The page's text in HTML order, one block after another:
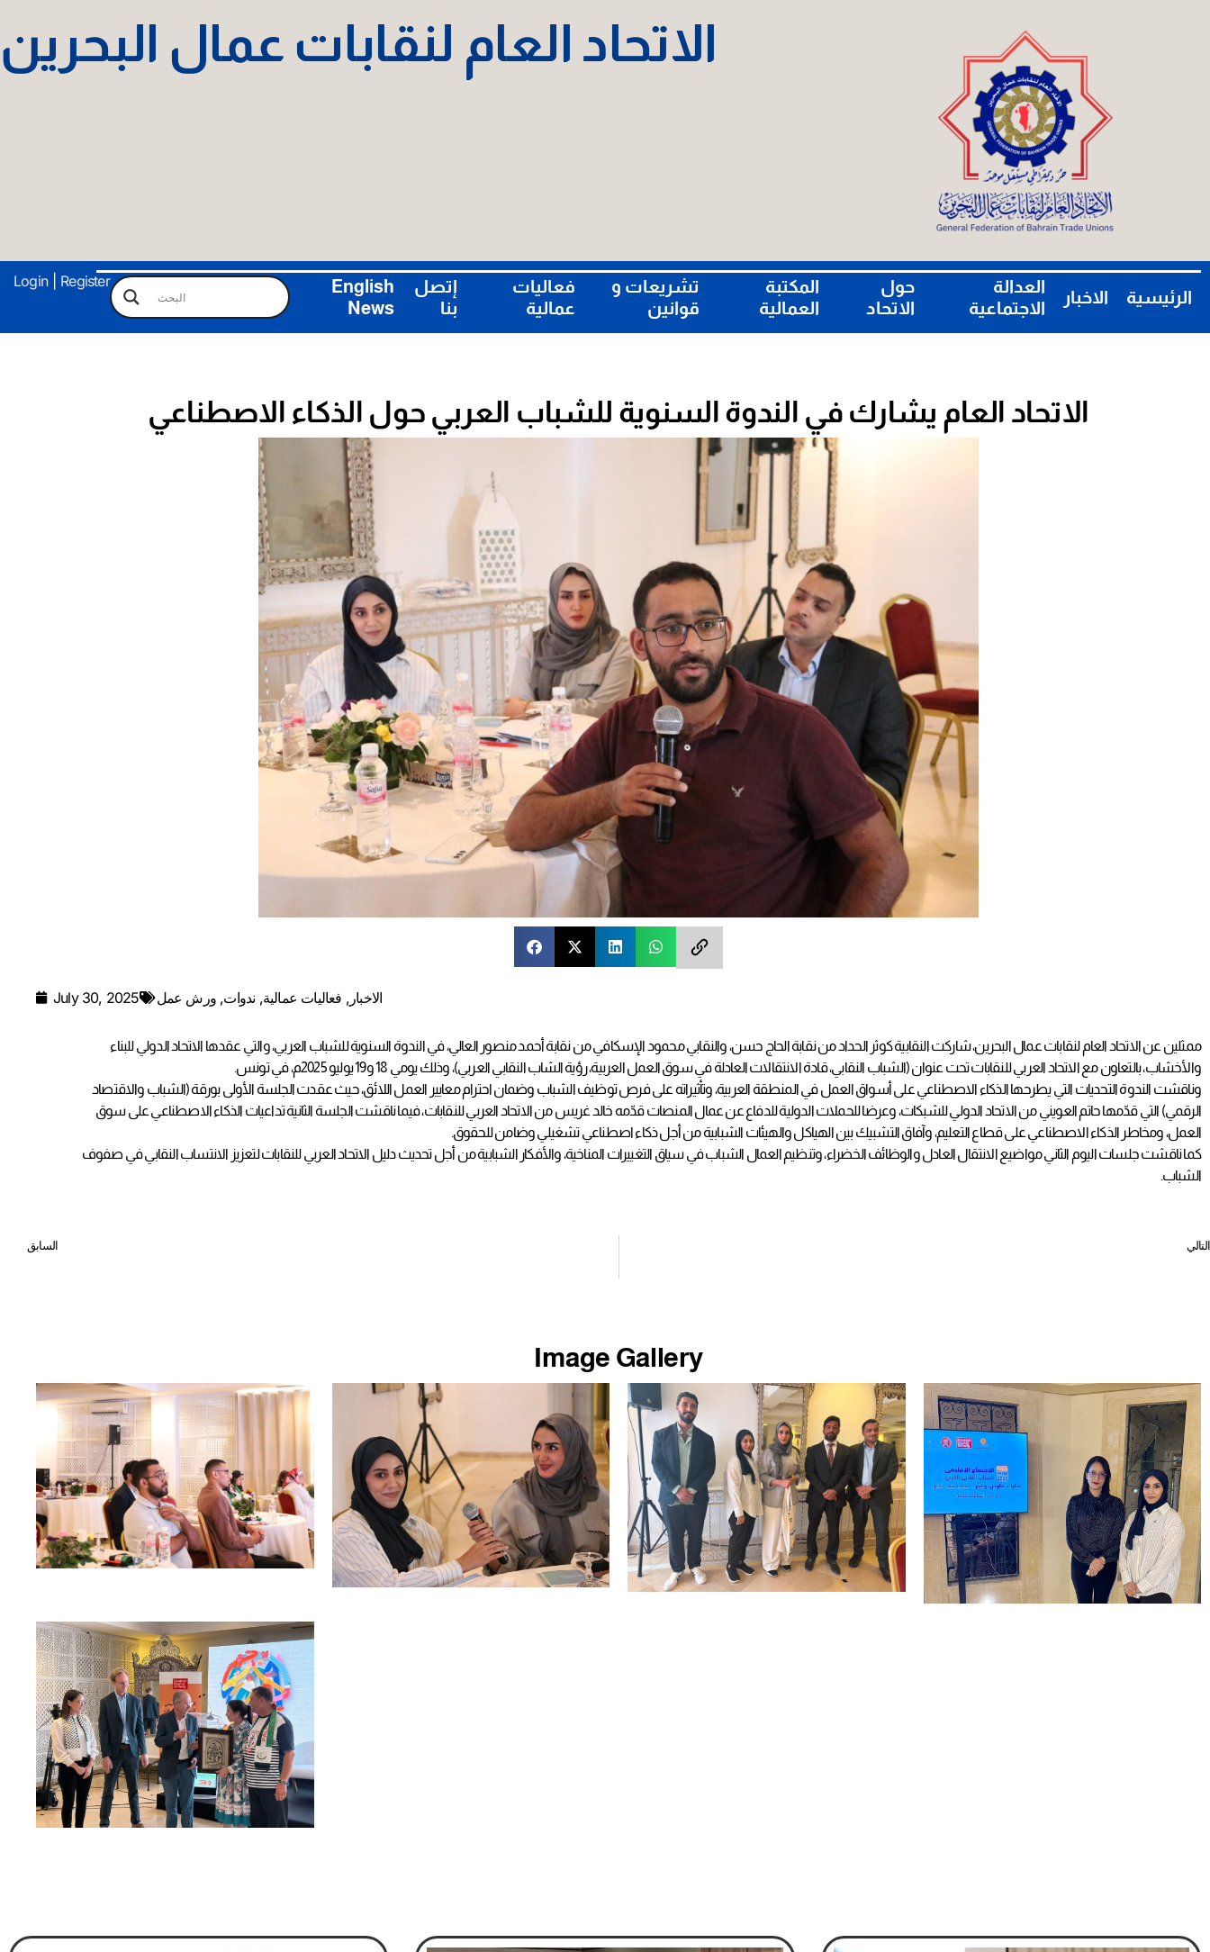
الاتحاد العام لنقابات عمال البحرين
Login Register
الرئيسية الاخبار
العدالة
الاجتماعية
حول
الاتحاد
المكتبة
العمالية
تشريعات و
قوانين
فعاليات
عمالية
إتصل
بنا
English
News
الاتحاد العام يشارك في الندوة السنوية للشباب العربي حول الذكاء الاصطناعي
July 30, 2025 الاخبار , فعاليات عمالية, ندوات, ورش عمل
ممثلين عن الاتحاد العام لنقابات عمال البحرين، شاركت النقابية كوثر الحداد من نقابة الحاج حسن، والنقابي محمود الإسكافي من نقابة أحمد منصور العالي، في الندوة السنوية للشباب العربي، والتي عقدها الاتحاد الدولي للبناء
والأخشاب، بالتعاون مع الاتحاد العربي للنقابات تحت عنوان (الشباب النقابي، قادة الانتقالات العادلة في سوق العمل العربية، رؤية الشاب النقابي العربي)، وذلك يومي 18 و19 يوليو 2025م، في تونس.
وناقشت الندوة التحديات التي يطرحها الذكاء الاصطناعي على أسواق العمل في المنطقة العربية، وتأثيراته على فرص توظيف الشباب وضمان احترام معايير العمل اللائق، حيث عقدت الجلسة الأولى بورقة (الشباب والاقتصاد
الرقمي) التي قدّمها حاتم العويني من الاتحاد الدولي للشبكات، وعرضا للحملات الدولية للدفاع عن عمال المنصات قدّمه خالد غريس من الاتحاد العربي للنقابات، فيما ناقشت الجلسة الثانية تداعيات الذكاء الاصطناعي على سوق
العمل، ومخاطر الذكاء الاصطناعي على قطاع التعليم، وآفاق التشبيك بين الهياكل والهيئات الشبابية من أجل ذكاء اصطناعي تشغيلي وضامن للحقوق.
كما ناقشت جلسات اليوم الثاني مواضيع الانتقال العادل والوظائف الخضراء، وتنظيم العمال الشباب في سياق التغييرات المناخية، والأفكار الشبابية من أجل تحديث دليل الاتحاد العربي للنقابات لتعزيز الانتساب النقابي في صفوف
الشباب.
السابق التالي
Image Gallery